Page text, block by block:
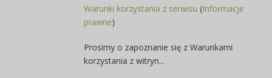
Warunki korzystania z serwisu (Informacje
prawne)
Prosimy o zapoznanie się z Warunkami
korzystania z witryn...